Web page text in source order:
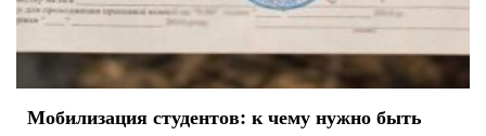
Мобилизация студентов: к чему нужно быть